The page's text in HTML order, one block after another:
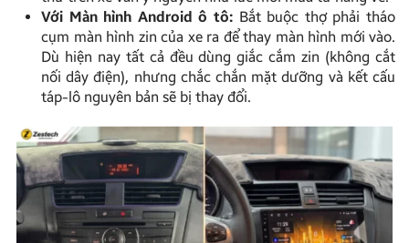
Với Màn hình Android ô tô: Bắt buộc thợ phải tháo
cụm màn hình zin của xe ra để thay màn hình mới vào.
Dù hiện nay tất cả đều dùng giắc cắm zin (không cắt
nối dây điện), nhưng chắc chắn mặt dưỡng và kết cấu
táp-lô nguyên bản sẽ bị thay đổi.